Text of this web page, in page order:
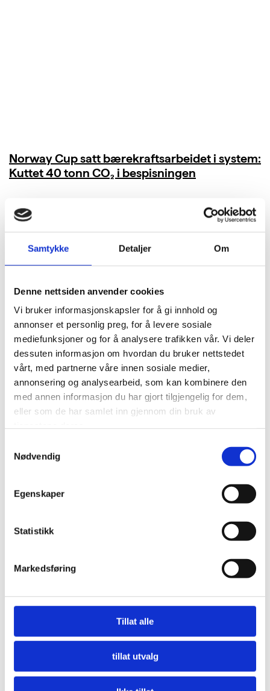
Samtykke Detaljer Om
Denne nettsiden anvender cookies
Vi bruker informasjonskapsler for å gi innhold og
annonser et personlig preg, for å levere sosiale
mediefunksjoner og for å analysere trafikken vår. Vi deler
dessuten informasjon om hvordan du bruker nettstedet
vårt, med partnerne våre innen sosiale medier,
annonsering og analysearbeid, som kan kombinere den
med annen informasjon du har gjort tilgjengelig for dem,
eller som de har samlet inn gjennom din bruk av
Nødvendig
Egenskaper
Statistikk
Markedsføring
Tillat alle
tillat utvalg
Norway Cup satt bærekraftsarbeidet i system:
Kuttet 40 tonn CO₂ i bespisningen
Nå må offentlige innkjøpere etterspørre miljø
LES MER